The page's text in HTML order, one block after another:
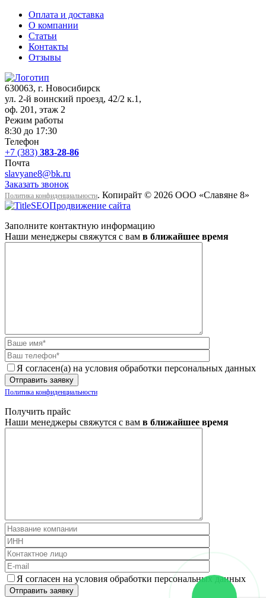
Оплата и доставка
О компании
Статьи
Контакты
Отзывы
630063, г. Новосибирск
ул. 2-й воинский проезд, 42/2 к.1 ,
оф. 201, этаж 2
Режим работы
8:30 до 17:30
Телефон
+7 (383) 383-28-86
Почта
slavyane8@bk.ru
Заказать звонок
Политика конфиденциальности. Копирайт © 2026 ООО «Cлавяне 8»
Продвижение сайта
Заполните контактную информацию
Наши менеджеры свяжутся с вам в ближайшее время
Я согласен(а) на условия обработки персональных данных
Политика конфиденциальности
Получить прайс
Наши менеджеры свяжутся с вам в ближайшее время
Я согласен на условия обработки персональных данных